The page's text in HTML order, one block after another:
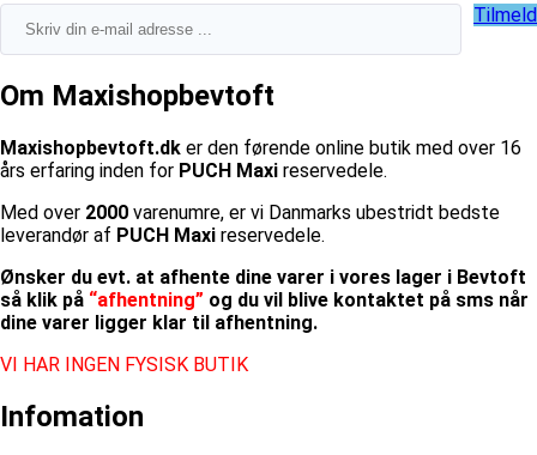
Tilmeld
Om Maxishopbevtoft
Maxishopbevtoft.dk er den førende online butik med over 16
års erfaring inden for PUCH Maxi reservedele.
Med over 2000 varenumre, er vi Danmarks ubestridt bedste
leverandør af PUCH Maxi reservedele.
Ønsker du evt. at afhente dine varer i vores lager i Bevtoft
så klik på “afhentning” og du vil blive kontaktet på sms når
dine varer ligger klar til afhentning.
VI HAR INGEN FYSISK BUTIK
Infomation